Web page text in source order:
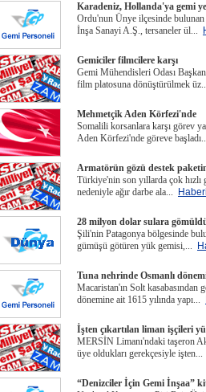
Karadeniz, Hollanda'ya gemi
Ordu'nun Ünye ilçesinde
İnşa Sanayi A.Ş., tersaneler ül...
Gemiciler filmcilere karşı
Gemi Mühendisleri Odası
film platosuna dönüştürülmek
Mehmetçik Aden Körfezi'nde
Somalili korsanlara karşı görev
Aden Körfezi'nde göreve
Armatörün gözü destek
Türkiye'nin son yıllarda çok
nedeniyle ağır darbe ala...
28 milyon dolar sulara
Şili'nin Patagonya bölgesinde
gümüşü götüren yük gemisi,...
Tuna nehrinde Osmanlı
Macaristan'ın Solt kasabasından
dönemine ait 1615 yılında yapı...
İşten çıkartılan liman işçileri
MERSİN Limanı'ndaki taşeron
üye oldukları gerekçesiyle işten...
“Denizciler İçin Gemi İnşaa”